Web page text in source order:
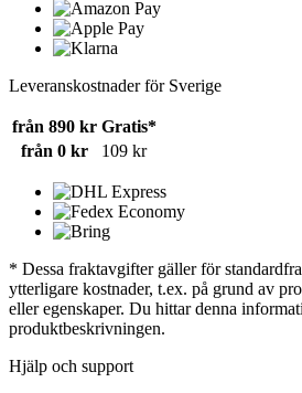
Leveranskostnader för Sverige
från 890 kr Gratis*
från 0 kr
109 kr
* Dessa fraktavgifter gäller för
ytterligare kostnader, t.ex. på grund av
eller egenskaper. Du hittar denna
produktbeskrivningen.
Hjälp och support